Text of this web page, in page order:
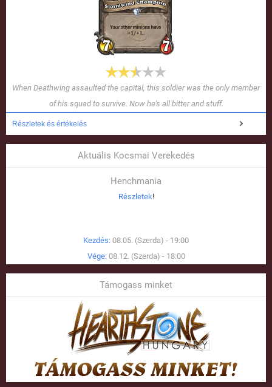
When Deathwing assaulted the capital, this soldier was the only member
of his squad to survive. Now he's all bitter and stuff.
Részletek és értékelés
Aktuális Kocsmai Verekedés
Henchmania
Részletek!
Kezdés: 08.05. (Szerda) - 19:00
Vége: 08.12. (Szerda) - 18:00
Támogass minket